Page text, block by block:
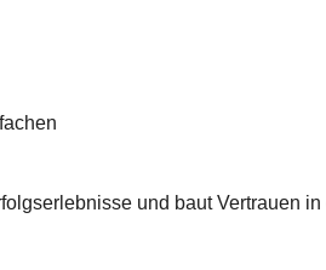
und baut Vertrauen